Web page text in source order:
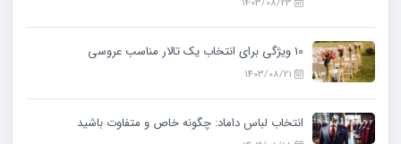
10 ویژگی‌ برای انتخاب یک تالار مناسب عروسی
انتخاب لباس داماد: چگونه خاص و متفاوت باشید